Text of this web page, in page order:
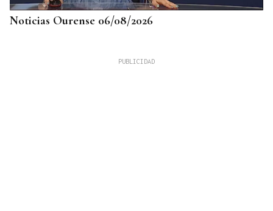
Noticias Ourense 06/08/2026